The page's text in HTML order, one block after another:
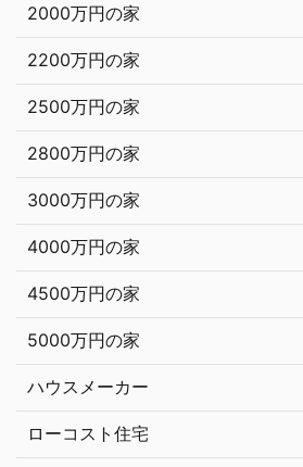
2000万円の家
2200万円の家
2500万円の家
2800万円の家
3000万円の家
4000万円の家
4500万円の家
5000万円の家
ハウスメーカー
ローコスト住宅